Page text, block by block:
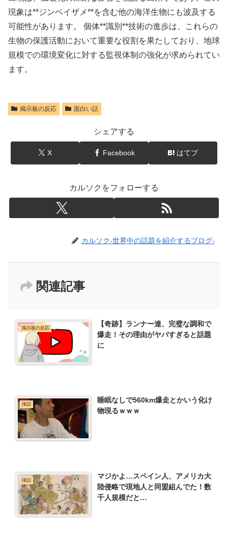
現象は**ジンベイザメ**を含む他の海洋生物にも波及する
可能性があります。 個体**識別**技術の進歩は、これらの
生物の保護活動において重要な役割を果たしており、地球
規模での環境変化に対する監視体制の強化が求められてい
ます。
掲示板の反応 面白い話
シェアする
X Facebook はてブ
カルソクをフォローする
カルソク-世界中の話題を紹介するブログ-
関連記事
掲示板の反応
【奇跡】ランナー達、完璧な調和で
爆走！その理由がヤバすぎると話題
に
挿話
睡眠なしで560km爆走とかいう化け
物現るｗｗｗ
挿話
マジかよ…スペイン人、アメリカ大
陸侵略で現地人と同盟組んでた！数
千人規模だと…